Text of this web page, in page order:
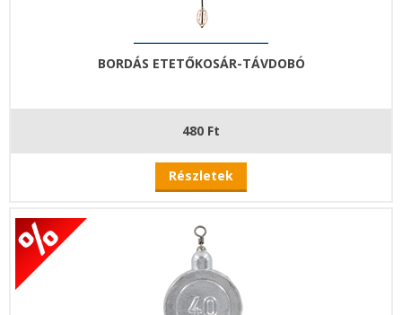
BORDÁS ETETŐKOSÁR-TÁVDOBÓ
480 Ft
Részletek